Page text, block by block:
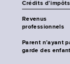
Crédits d’impôts
Revenus
professionnels
Parent n’ayant
garde des